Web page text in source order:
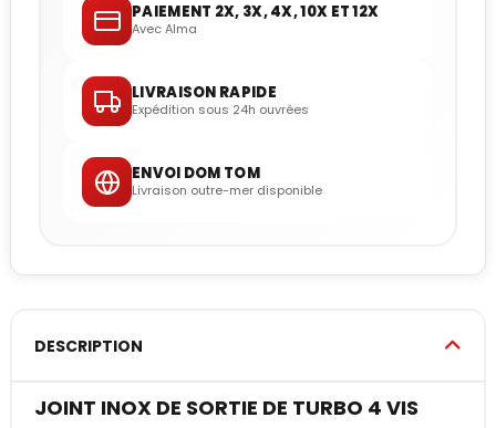
PAIEMENT 2X, 3X, 4X, 10X ET 12X
Avec Alma
LIVRAISON RAPIDE
Expédition sous 24h ouvrées
ENVOI DOM TOM
Livraison outre-mer disponible
DESCRIPTION
JOINT INOX DE SORTIE DE TURBO 4 VIS